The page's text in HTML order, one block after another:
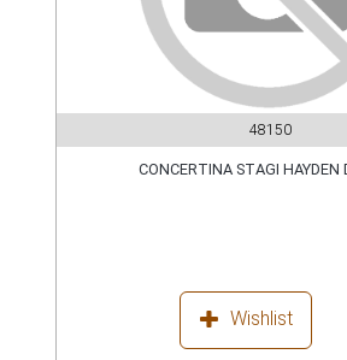
48150
CONCERTINA STAGI HAYDEN
Wishlist